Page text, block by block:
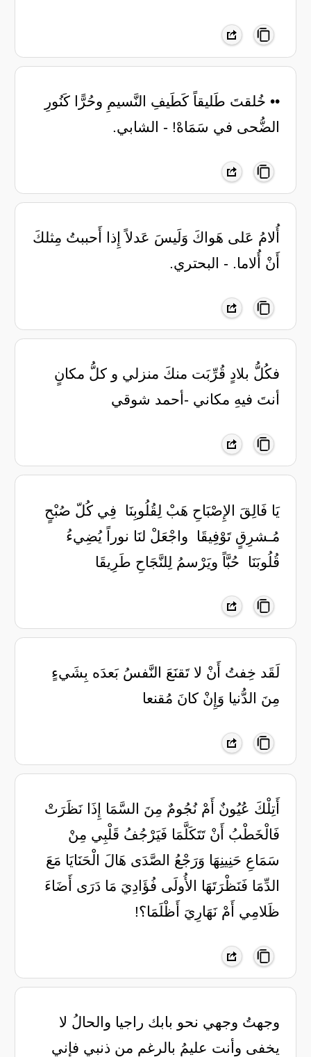
•• ‏خُلقتَ طَليقاً كَطَيفِ النَّسيمِ ‏وحُرًّا كَنُورِ
الضُّحى في سَمَاهْ! ‏- الشابي.
أُلامُ عَلى هَواكَ وَلَيسَ عَدلاً ‏إِذا أَحببتُ مِثلكَ
أَنْ أُلاما. ‏- البحتري.
فكُلُّ بلادٍ قُرِّبَت منكَ منزلي ‏و كلُّ مكانٍ
أنتَ فيهِ مكاني -أحمد شوقي
‏يَا فَالِقَ الإِصْبَاحِ هَبْ لِقُلُوبِنَا ‏ فِي كُلّ صُبْحٍ
مُـشرِقٍ تَوْفِيقَا ‏ واجْعَلْ لنَا نوراً يُضِيءُ
قُلُوبَنَا ‏ حُبَّاً ويَرْسمُ لِلنَّجَاحِ طَرِيقَا
لَقَد خِفتُ أَنْ لا تَقنَعَ النَّفسُ بَعدَه بِشَيءٍ
مِنَ الدُّنيا وَإِنْ كانَ مُقنعا
أَتِلْكَ عُيُونٌ أَمْ نُجُومٌ مِنَ السَّمَا إِذَا نَظَرَتْ
فَالْخَطْبُ أَنْ تَتَكَلَّمَا فَيَرْجُفُ قَلْبِي مِنْ
سَمَاعِ حَنِينِهَا وَرَجْعُ الصَّدَى هَالَ الْحَنَايَا مَعَ
الدِّمَا فَنَظْرَتَهَا الأُولَى فُؤَادِيَ مَا دَرَى أَضَاءَ
ظَلامِي أَمْ نَهَارِيَ أَظْلَمَا؟!
وجهتُ وجهي نحو بابك راجيا والحالُ لا
يخفى وأنت عليمُ بالرغم من ذنبي فإني